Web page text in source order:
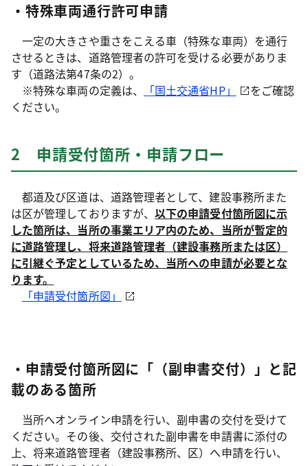
・特殊車両通行許可申請
一定の大きさや重さをこえる車（特殊な車両）を通行
させるときは、道路管理者の許可を受ける必要がありま
す（道路法第47条の2）。
※特殊な車両の定義は、
「国土交通省HP」
をご確認
ください。
2 申請受付箇所・申請フロー
都道及び区道は、道路管理者として、建設事務所また
は区が管理しておりますが、以下の申請受付箇所図に示
した箇所は、当所の事業エリア内のため、当所が暫定的
に道路管理し、将来道路管理者（建設事務所または区）
に引継ぐ予定としているため、当所への申請が必要とな
ります。
「申請受付箇所図」
・申請受付箇所図に「（副申書交付）」と記
載のある箇所
当所へオンライン申請を行い、副申書の交付を受けて
ください。その後、交付された副申書を申請書に添付の
上、将来道路管理者（建設事務所、区）へ申請を行い、